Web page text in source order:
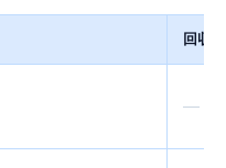
回収
—